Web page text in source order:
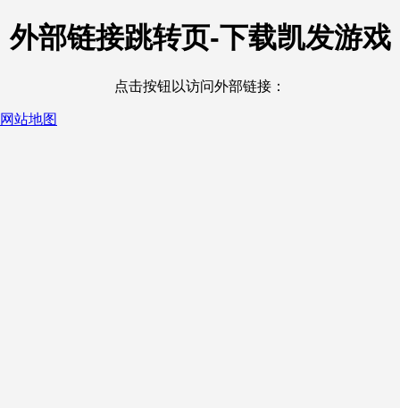
外部链接跳转页-下载凯发游戏
点击按钮以访问外部链接：
网站地图